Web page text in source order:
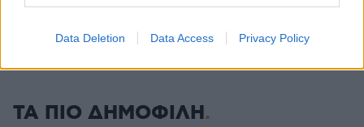
Data Deletion Data Access Privacy Policy
ΔΕΙΤΕ ΟΛΕΣ ΤΙΣ ΕΙΔΗΣΕΙΣ
ΤΑ ΠΙΟ ΔΗΜΟΦΙΛΗ